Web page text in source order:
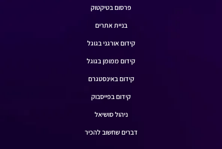
פרסום בטיקטוק
בניית אתרים
קידום אורגני בגוגל
קידום ממומן בגוגל
קידום באינסטגרם
קידום בפייסבוק
ניהול סושיאל
דברים שחשוב להכיר